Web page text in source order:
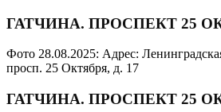
ГАТЧИНА. ПРОСПЕКТ 25
Фото 28.08.2025: Адрес:
просп. 25 Октября, д. 17
ГАТЧИНА. ПРОСПЕКТ 25